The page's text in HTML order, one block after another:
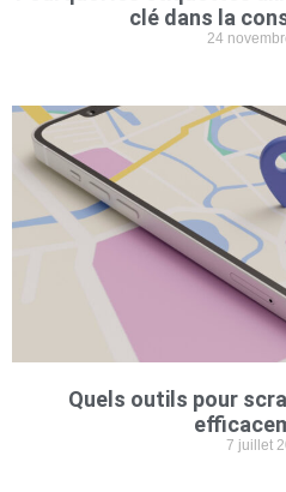
clé dans la
24
Quels outils pour
7 juillet